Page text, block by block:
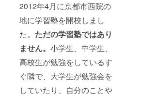
2012年4月に京都市西院の
地に学習塾を開校しまし
た。 ただの学習塾ではあり
ません。 小学生、中学生、
高校生が勉強をしているす
ぐ隣で、大学生が勉強会を
していたり、自分のことや